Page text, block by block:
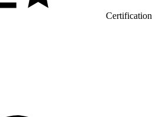
Certification